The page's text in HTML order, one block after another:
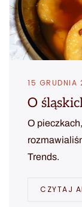
15 GRUDNIA
O
O
Trends.
CZYTAJ